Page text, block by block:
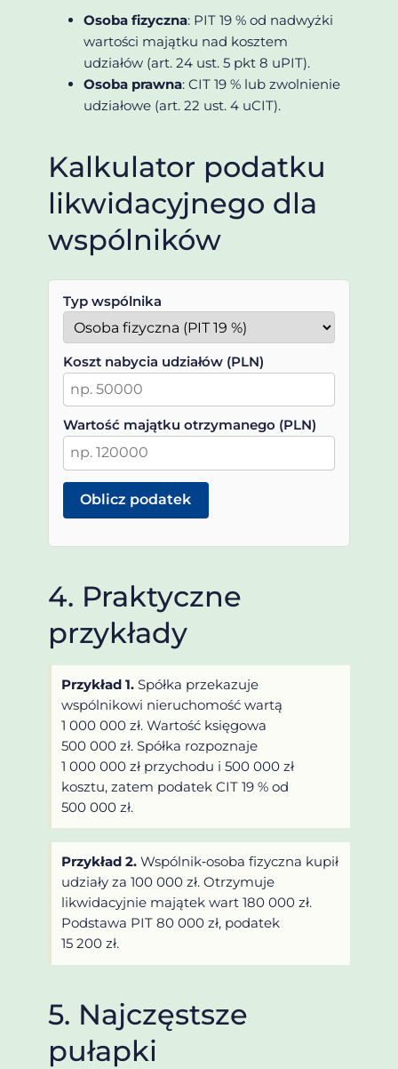
Osoba fizyczna: PIT 19 % od nadwyżki
wartości majątku nad kosztem
udziałów (art. 24 ust. 5 pkt 8 uPIT).
Osoba prawna: CIT 19 % lub zwolnienie
udziałowe (art. 22 ust. 4 uCIT).
Kalkulator podatku
likwidacyjnego dla
wspólników
Typ wspólnika
Koszt nabycia udziałów (PLN)
Wartość majątku otrzymanego (PLN)
Oblicz podatek
4. Praktyczne
przykłady
Przykład 1. Spółka przekazuje
wspólnikowi nieruchomość wartą
1 000 000 zł. Wartość księgowa
500 000 zł. Spółka rozpoznaje
1 000 000 zł przychodu i 500 000 zł
kosztu, zatem podatek CIT 19 % od
500 000 zł.
Przykład 2. Wspólnik‑osoba fizyczna kupił
udziały za 100 000 zł. Otrzymuje
likwidacyjnie majątek wart 180 000 zł.
Podstawa PIT 80 000 zł, podatek
15 200 zł.
5. Najczęstsze
pułapki